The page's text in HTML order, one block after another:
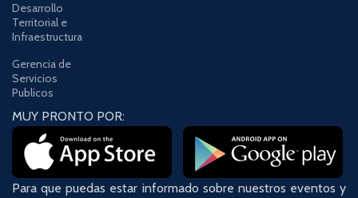
Desarrollo
Territorial e
Infraestructura
Gerencia de
Servicios
Publicos
MUY PRONTO POR:
Para que puedas estar informado sobre nuestros eventos y